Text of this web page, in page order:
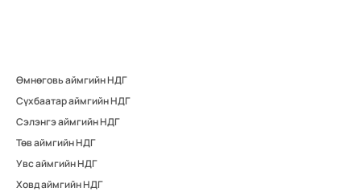
Өмнөговь аймгийн НДГ
Сүхбаатар аймгийн НДГ
Сэлэнгэ аймгийн НДГ
Төв аймгийн НДГ
Увс аймгийн НДГ
Ховд аймгийн НДГ